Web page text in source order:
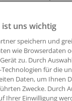
in die
Start der
uns wichtig
speichern und
wie Browserdaten
zu. Durch
für die
Daten, um Ihnen
Zwecke. Durch
Ihrer Einwilligung